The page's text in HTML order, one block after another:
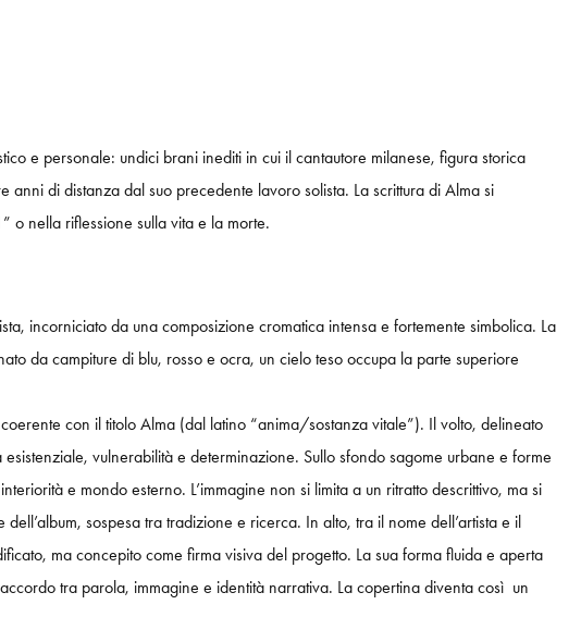
e personale: undici brani inediti in cui il cantautore milanese, figura storica
di distanza dal suo precedente lavoro solista. La scrittura di Alma si
o nella riflessione sulla vita e la morte.
incorniciato da una composizione cromatica intensa e fortemente simbolica. La
da campiture di blu, rosso e ocra, un cielo teso occupa la parte superiore
con il titolo Alma (dal latino “anima/sostanza vitale”). Il volto, delineato
vulnerabilità e determinazione. Sullo sfondo sagome urbane e forme
e mondo esterno. L’immagine non si limita a un ritratto descrittivo, ma si
sospesa tra tradizione e ricerca. In alto, tra il nome dell’artista e il
ma concepito come firma visiva del progetto. La sua forma fluida e aperta
tra parola, immagine e identità narrativa. La copertina diventa così un